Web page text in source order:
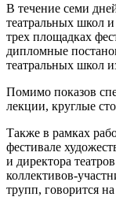
В течение семи
театральных школ и
трех площадках
дипломные
театральных школ
Помимо показов
лекции, круглые
Также в рамках
фестивале
и директора
коллективов-
трупп, говорится на